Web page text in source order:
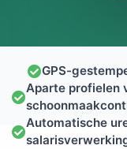
GPS-
Aparte profielen
Automatische